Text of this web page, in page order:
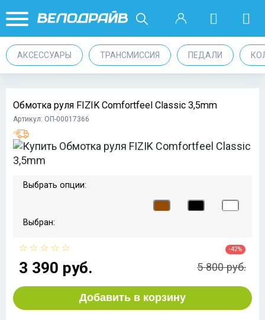
АКСЕССУАРЫ ТРАНСМИССИЯ ПЕДАЛИ
Обмотка руля FIZIK Comfortfeel Classic 3,5mm
Артикул: ОП-00017366
Выбрать опции:
Выбран:
3 390 руб.
-42%
5 800 руб.
Добавить в корзину